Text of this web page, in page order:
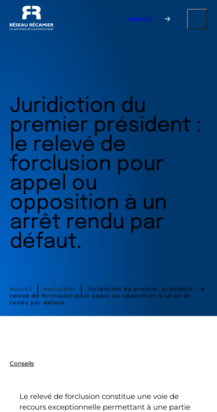
Contact
Juridiction du
premier président :
le relevé de
forclusion pour
appel ou
opposition à un
arrêt rendu par
défaut.
Accueil ∣ Actualités ∣
Juridiction du premier président : le
relevé de forclusion pour appel ou opposition à un arrêt
rendu par défaut.
Conseils
Le relevé de forclusion constitue une voie de
recours exceptionnelle permettant à une partie